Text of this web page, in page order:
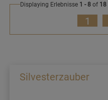
Displaying Erlebnisse 1 - 8 of 18
1
Silvesterzauber